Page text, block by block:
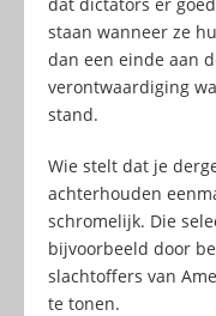
staan wanneer ze
dan een einde aan
verontwaardiging
stand.
Wie stelt dat je
achterhouden
schromelijk. Die
bijvoorbeeld door
slachtoffers van
te tonen.